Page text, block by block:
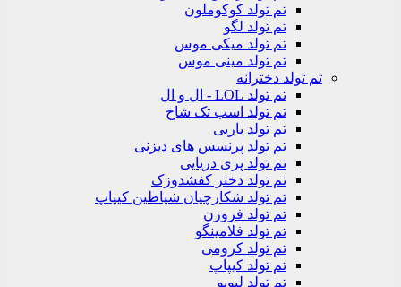
تم تولد کوکوملون
تم تولد لگو
تم تولد میکی موس
تم تولد مینی موس
تم تولد دخترانه
تم تولد LOL - ال و ال
تم تولد اسب تک شاخ
تم تولد باربی
تم تولد پرنسس های دیزنی
تم تولد پری دریایی
تم تولد دختر کفشدوزک
تم تولد شکارچیان شیاطین کیپاپ
تم تولد فروزن
تم تولد فلامینگو
تم تولد کرومی
تم تولد کیپاپ
تم تولد لبوبو